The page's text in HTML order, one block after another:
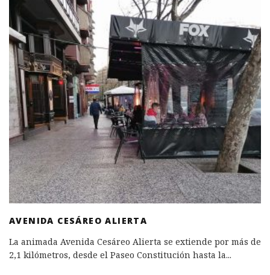
AVENIDA CESÁREO ALIERTA
La animada Avenida Cesáreo Alierta se extiende por más de
2,1 kilómetros, desde el Paseo Constitución hasta la...